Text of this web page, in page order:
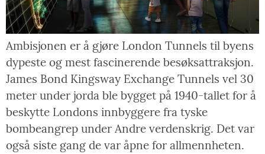
Ambisjonen er å gjøre London Tunnels til byens
dypeste og mest fascinerende besøksattraksjon.
James Bond Kingsway Exchange Tunnels vel 30
meter under jorda ble bygget på 1940-tallet for å
beskytte Londons innbyggere fra tyske
bombeangrep under Andre verdenskrig. Det var
også siste gang de var åpne for allmennheten.